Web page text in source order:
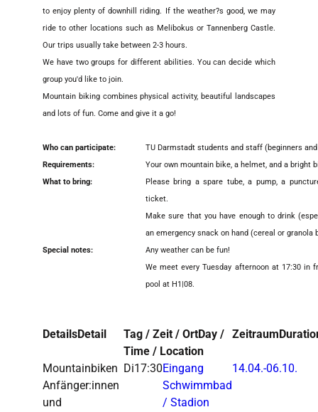
to enjoy plenty of downhill riding. If the weather?s good, we may
ride to other locations such as Melibokus or Tannenberg Castle.
Our trips usually take between 2-3 hours.
We have two groups for different abilities. You can decide which
group you'd like to join.
Mountain biking combines physical activity, beautiful landscapes
and lots of fun. Come and give it a go!
Who can participate:
TU Darmstadt students and staff (beginners
Requirements:
Your own mountain bike, a helmet, and a bright
What to bring:
Please bring a spare tube, a pump, a
ticket.
Make sure that you have enough to drink
an emergency snack on hand (cereal or granola
Special notes:
Any weather can be fun!
We meet every Tuesday afternoon at 17:30 in
pool at H1|08.
DetailsDetail Tag / Zeit / OrtDay /
Time / Location
Zeitraum
Mountainbiken
Anfänger:innen
und
Di17:30Eingang
Schwimmbad
/ Stadion
14.04.-06.10.